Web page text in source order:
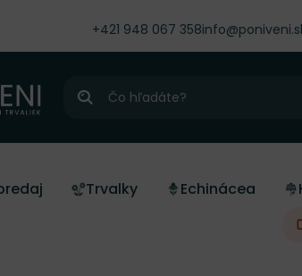
+421 948 067 358
Hľadať
Trvalky Echinácea